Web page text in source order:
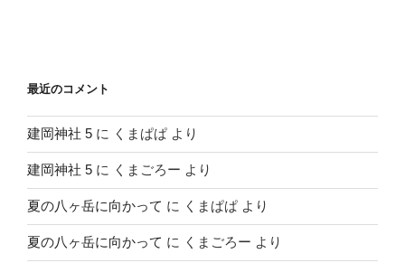
最近のコメント
建岡神社 5 に くまぱぱ より
建岡神社 5 に くまごろー より
夏の八ヶ岳に向かって に くまぱぱ より
夏の八ヶ岳に向かって に くまごろー より